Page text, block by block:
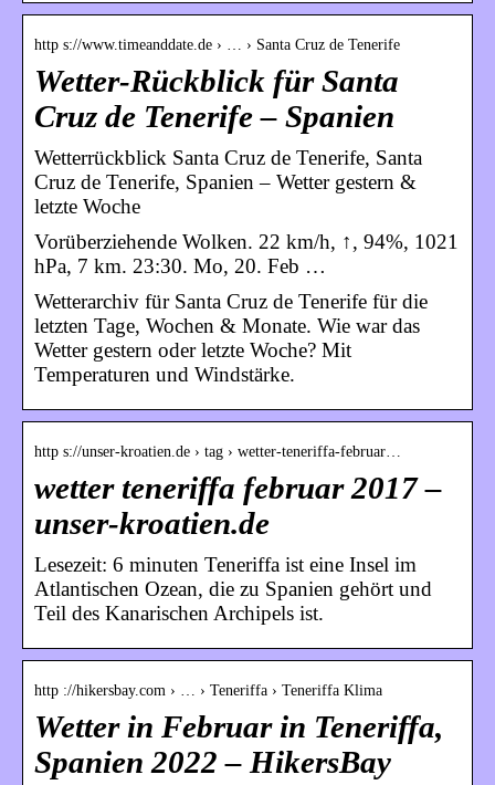
http s://www.timeanddate.de › … › Santa Cruz de Tenerife
Wetter-Rückblick für Santa
Cruz de Tenerife – Spanien
Wetterrückblick Santa Cruz de Tenerife, Santa
Cruz de Tenerife, Spanien – Wetter gestern &
letzte Woche
Vorüberziehende Wolken. 22 km/h, ↑, 94%, 1021
hPa, 7 km. 23:30. Mo, 20. Feb …
Wetterarchiv für Santa Cruz de Tenerife für die
letzten Tage, Wochen & Monate. Wie war das
Wetter gestern oder letzte Woche? Mit
Temperaturen und Windstärke.
http s://unser-kroatien.de › tag › wetter-teneriffa-februar…
wetter teneriffa februar 2017 –
unser-kroatien.de
Lesezeit: 6 minuten Teneriffa ist eine Insel im
Atlantischen Ozean, die zu Spanien gehört und
Teil des Kanarischen Archipels ist.
http ://hikersbay.com › … › Teneriffa › Teneriffa Klima
Wetter in Februar in Teneriffa,
Spanien 2022 – HikersBay